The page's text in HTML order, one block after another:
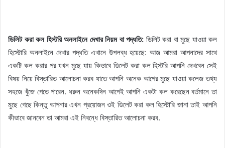
ডিলিট করা কল হিস্টরি অনলাইনে দেখার নিয়ম বা পদ্ধতি: ডিলিট করা বা মুছে যাওয়া কল
হিস্টোরি অনলাইনে দেখার পদ্ধতি এখানে উপলব্ধ হয়েছে: আজ আমরা আপনাদের সাথে
একটি কল করার পর যখন মুছে যায় কিভাবে ডিলেট করা কল হিস্টরি আপনি দেখবেন সেই
বিষয় নিয়ে বিস্তারিত আলোচনা করব যাতে আপনি অনেক আগের মুছে যাওয়া কলেজ তথ্য
সহজে খুঁজে পেতে পারেন. ধরুন অনেকদিন আগেই আপনি একটা কল করেছেন বর্তমানে তা
মুছে গেছে কিন্তু আপনার এখন প্রয়োজন ওই ডিলেট করা কল হিস্টোরি জানা তাই আপনি
কীভাবে জানবেন তা আমরা এই নিবন্ধে বিস্তারিত আলোচনা করব.